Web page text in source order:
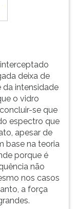
deixa de
da intensidade
o vidro
se que
espectro que
apesar de
base na teoria
porque é
não
nos casos
a força